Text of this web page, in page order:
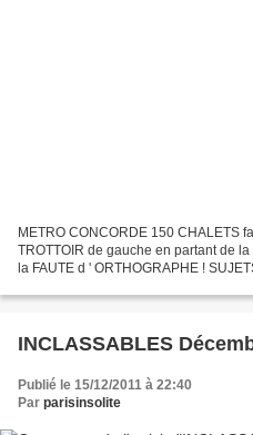
METRO CONCORDE 150 CHALETS
TROTTOIR de gauche en partant de
la FAUTE d ' ORTHOGRAPHE !
de...
INCLASSABLES
Publié le 15/12/2011 à 22:40
Par parisinsolite